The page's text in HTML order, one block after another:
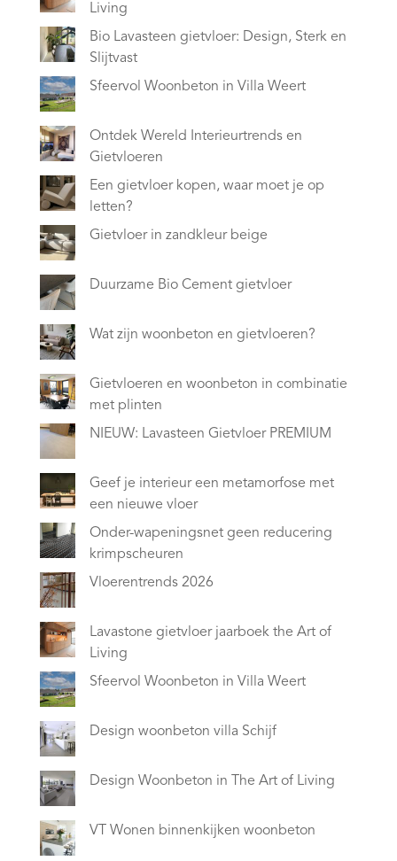
Living
Bio Lavasteen gietvloer: Design, Sterk en
Slijtvast
Sfeervol Woonbeton in Villa Weert
Ontdek Wereld Interieurtrends en
Gietvloeren
Een gietvloer kopen, waar moet je op
letten?
Gietvloer in zandkleur beige
Duurzame Bio Cement gietvloer
Wat zijn woonbeton en gietvloeren?
Gietvloeren en woonbeton in combinatie
met plinten
NIEUW: Lavasteen Gietvloer PREMIUM
Geef je interieur een metamorfose met
een nieuwe vloer
Onder-wapeningsnet geen reducering
krimpscheuren
Vloerentrends 2026
Lavastone gietvloer jaarboek the Art of
Living
Sfeervol Woonbeton in Villa Weert
Design woonbeton villa Schijf
Design Woonbeton in The Art of Living
VT Wonen binnenkijken woonbeton